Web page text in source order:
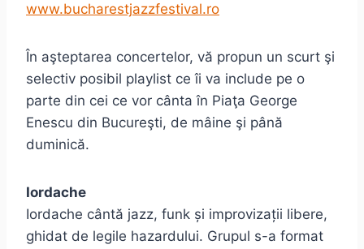
www.bucharestjazzfestival.ro
În aşteptarea concertelor, vă propun un scurt şi
selectiv posibil playlist ce îi va include pe o
parte din cei ce vor cânta în Piaţa George
Enescu din Bucureşti, de mâine şi până
duminică.
Iordache
Iordache cântă jazz, funk și improvizații libere,
ghidat de legile hazardului. Grupul s-a format